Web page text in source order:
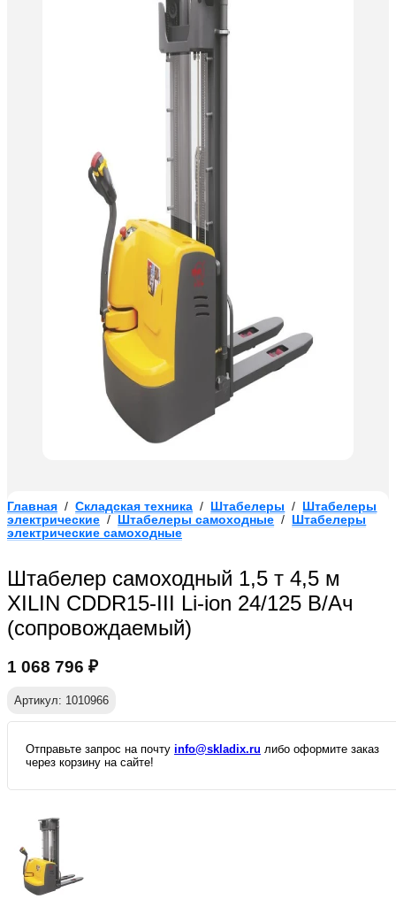
Главная / Складская техника / Штабелеры /
Штабелеры
электрические / Штабелеры самоходные /
Штабелеры
электрические самоходные
Штабелер самоходный 1,5 т 4,5 м
XILIN CDDR15-III Li-ion 24/125 В/Ач
(сопровождаемый)
1 068 796 ₽
Артикул: 1010966
Отправьте запрос на почту info@skladix.ru либо оформите заказ
через корзину на сайте!